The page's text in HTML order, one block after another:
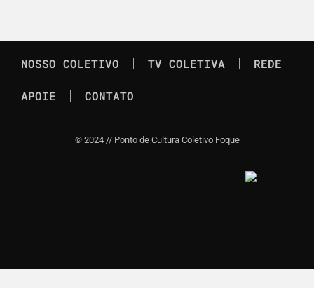
NOSSO COLETIVO TV COLETIVA REDE
APOIE CONTATO
© 2024 // Ponto de Cultura Coletivo Foque